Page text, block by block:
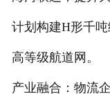
计划构建H形千
高等级航道网。
产业融合：物流